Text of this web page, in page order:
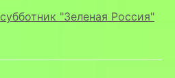
"Зеленая Россия"